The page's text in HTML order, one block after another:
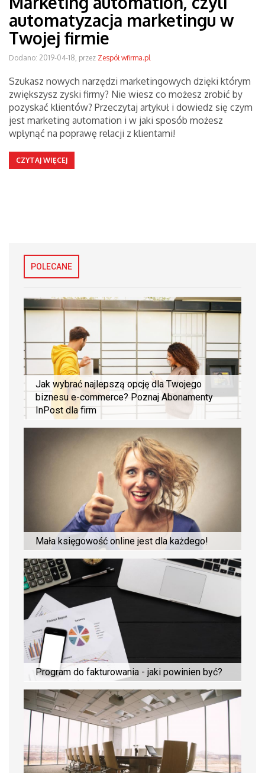
automatyzacja marketingu w
Twojej firmie
Dodano: 2019-04-18, przez Zespół wfirma.pl
Szukasz nowych narzędzi marketingowych dzięki którym
zwiększysz zyski firmy? Nie wiesz co możesz zrobić by
pozyskać klientów? Przeczytaj artykuł i dowiedz się czym
jest marketing automation i w jaki sposób możesz
wpłynąć na poprawę relacji z klientami!
CZYTAJ WIĘCEJ
POLECANE
Jak wybrać najlepszą opcję dla Twojego
biznesu e-commerce? Poznaj Abonamenty
InPost dla firm
Mała księgowość online jest dla każdego!
Program do fakturowania - jaki powinien być?